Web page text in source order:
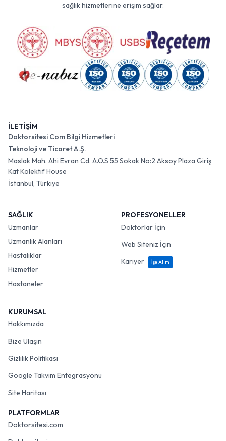
sağlık hizmetlerine erişim sağlar.
İLETİŞİM
Doktorsitesi Com Bilgi Hizmetleri
Teknoloji ve Ticaret A.Ş.
Maslak Mah. Ahi Evran Cd. A.O.S 55 Sokak No:2 Aksoy Plaza Giriş
Kat Kolektif House
İstanbul, Türkiye
SAĞLIK
Uzmanlar
Uzmanlık Alanları
Hastalıklar
Hizmetler
Hastaneler
PROFESYONELLER
Doktorlar İçin
Web Siteniz İçin
Kariyer
İşe Alım
KURUMSAL
Hakkımızda
Bize Ulaşın
Gizlilik Politikası
Google Takvim Entegrasyonu
Site Haritası
PLATFORMLAR
Doktorsitesi.com